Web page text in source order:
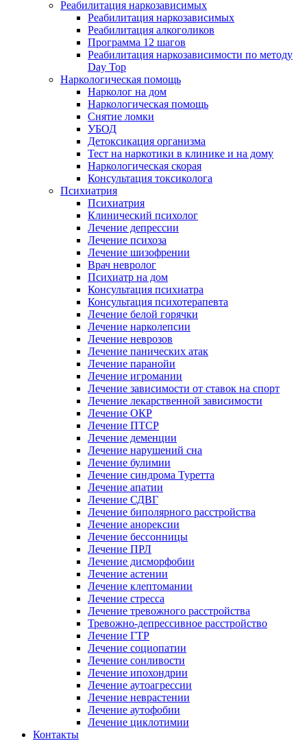
Реабилитация наркозависимых
Реабилитация наркозависимых
Реабилитация алкоголиков
Программа 12 шагов
Реабилитация наркозависимости по методу
Day Top
Наркологическая помощь
Нарколог на дом
Наркологическая помощь
Снятие ломки
УБОД
Детоксикация организма
Тест на наркотики в клинике и на дому
Наркологическая скорая
Консультация токсиколога
Психиатрия
Психиатрия
Клинический психолог
Лечение депрессии
Лечение психоза
Лечение шизофрении
Врач невролог
Психиатр на дом
Консультация психиатра
Консультация психотерапевта
Лечение белой горячки
Лечение нарколепсии
Лечение неврозов
Лечение панических атак
Лечение паранойи
Лечение игромании
Лечение зависимости от ставок на спорт
Лечение лекарственной зависимости
Лечение ОКР
Лечение ПТСР
Лечение деменции
Лечение нарушений сна
Лечение булимии
Лечение синдрома Туретта
Лечение апатии
Лечение СДВГ
Лечение биполярного расстройства
Лечение анорексии
Лечение бессонницы
Лечение ПРЛ
Лечение дисморфобии
Лечение астении
Лечение клептомании
Лечение стресса
Лечение тревожного расстройства
Тревожно-депрессивное расстройство
Лечение ГТР
Лечение социопатии
Лечение сонливости
Лечение ипохондрии
Лечение аутоагрессии
Лечение неврастении
Лечение аутофобии
Лечение циклотимии
Контакты